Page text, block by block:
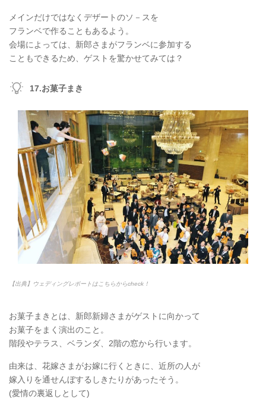
メインだけではなくデザートのソ－スを
フランベで作ることもあるよう。
会場によっては、新郎さまがフランベに参加する
こともできるため、ゲストを驚かせてみては？
17.お菓子まき
【出典】ウェディングレポートはこちらからcheck！
お菓子まきとは、新郎新婦さまがゲストに向かって
お菓子をまく演出のこと。
階段やテラス、ベランダ、2階の窓から行います。
由来は、花嫁さまがお嫁に行くときに、近所の人が
嫁入りを通せんぼするしきたりがあったそう。
(愛情の裏返しとして)